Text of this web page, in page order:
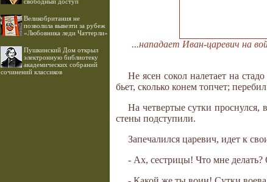
Великобритания не
позволила вывезти за рубеж
«Любовника леди Чаттерли»
Пушкинский Дом открыл
электронную библиотеку
академических собраний
сочинений классиков
...нападает Иван-царевич на
Не ясен сокол налетает на
бьет, сколько конем топчет;
На четвертые сутки проснулся,
стены подступили.
Запечалился царевич, идет к
- Ах, сестрицы! Что мне делать?